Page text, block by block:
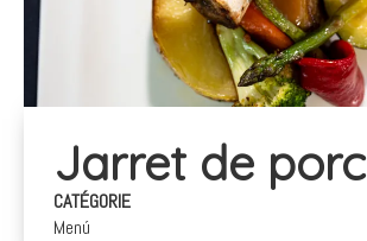
Jarret de porc
CATÉGORIE
Menú